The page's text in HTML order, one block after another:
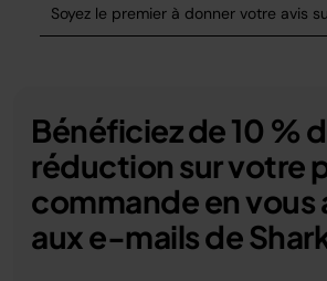
Bénéficiez de 10 %
réduction sur votre
commande en vous
aux e-mails de